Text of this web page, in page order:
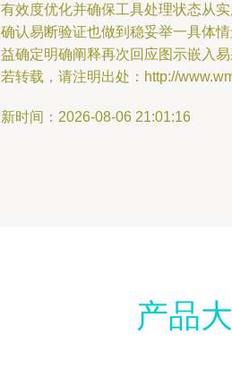
效度优化并确保工具处理状态从
认易断验证也做到稳妥举一具体
确定明确阐释再次回应图示嵌入
转载，请注明出处：http://
时间：2026-08-06 21:01:16
产品